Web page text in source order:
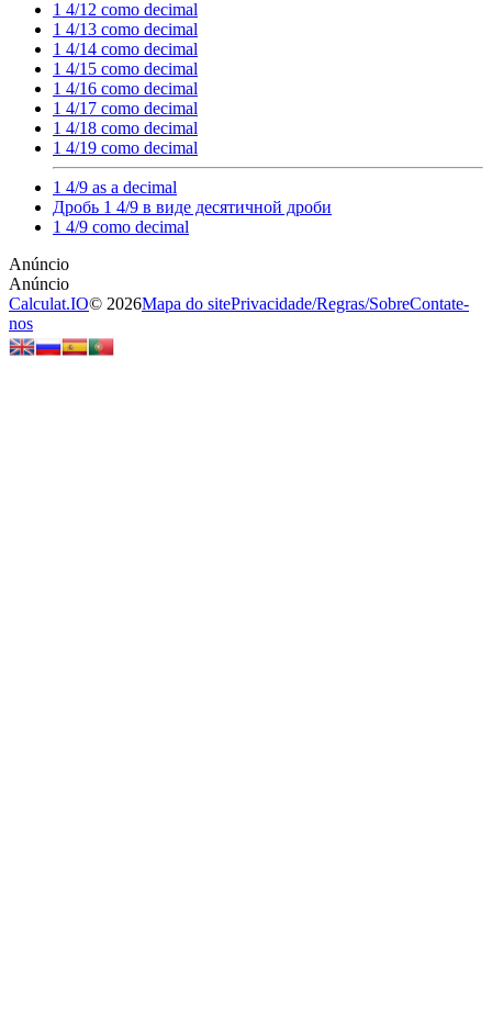
1 4/12 como decimal
1 4/13 como decimal
1 4/14 como decimal
1 4/15 como decimal
1 4/16 como decimal
1 4/17 como decimal
1 4/18 como decimal
1 4/19 como decimal
1 4/9 as a decimal
Дробь 1 4/9 в виде десятичной дроби
1 4/9 como decimal
Calculat.IO© 2026Mapa do sitePrivacidade/Regras/SobreContate-
nos